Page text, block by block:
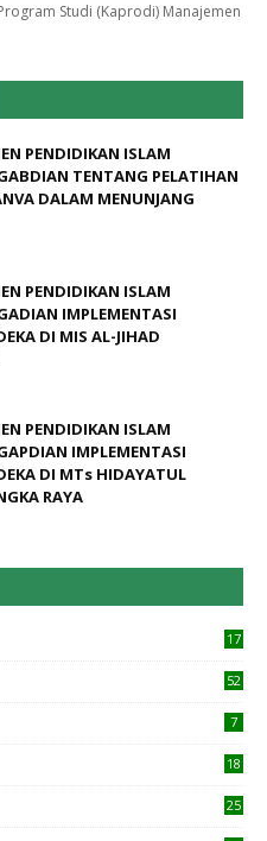
Studi (Kaprodi) Manajemen
PENDIDIKAN ISLAM
TENTANG PELATIHAN
DALAM MENUNJANG
PENDIDIKAN ISLAM
IMPLEMENTASI
DI MIS AL-JIHAD
PENDIDIKAN ISLAM
IMPLEMENTASI
DI MTs HIDAYATUL
RAYA
17
52
7
18
25